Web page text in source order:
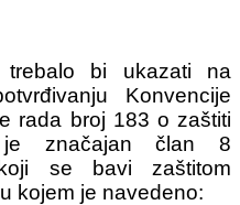
bi ukazati na
Konvencije
rada broj 183 o zaštiti
je značajan član 8
se bavi zaštitom
kojem je navedeno: